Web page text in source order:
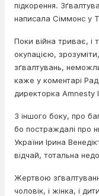
підкорення.
написала Сіммонс у
Поки війна триває, і
окупацією,
зґвалтувань,
каже у коментарі
директорка Amnesty
З іншого боку, про
бо постраждалі про
України Ірина
відчай, тотальна
Жертвою
чоловік, і жінка, і